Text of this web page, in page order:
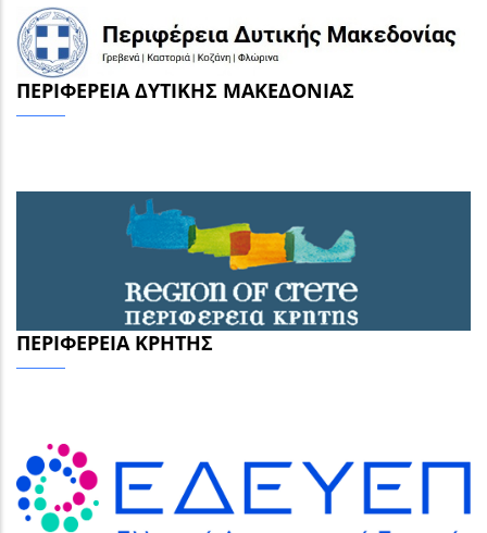
ΠΕΡΙΦΈΡΕΙΑ ΔΥΤΙΚΉΣ ΜΑΚΕΔΟΝΊΑΣ
ΠΕΡΙΦΈΡΕΙΑ ΚΡΉΤΗΣ